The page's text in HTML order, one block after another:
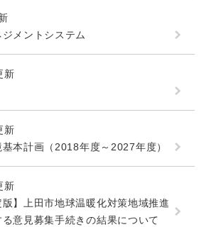
ジメントシステム
新
新
本計画（2018年度～2027年度）
新
版】上田市地球温暖化対策地域推進
意見募集手続きの結果について